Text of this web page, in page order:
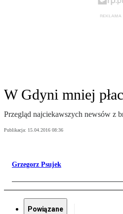
W Gdyni mniej
Przegląd najciekawszych newsów z
Publikacja: 15.04.2016 08:36
Grzegorz Psujek
Powiązane